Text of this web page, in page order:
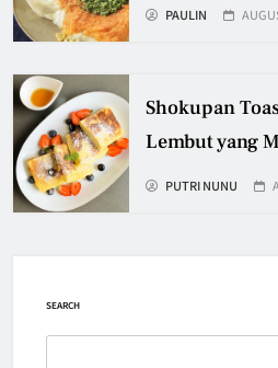
PAULIN
Shokupan
Lembut yang
PUTRI NUNU
SEARCH